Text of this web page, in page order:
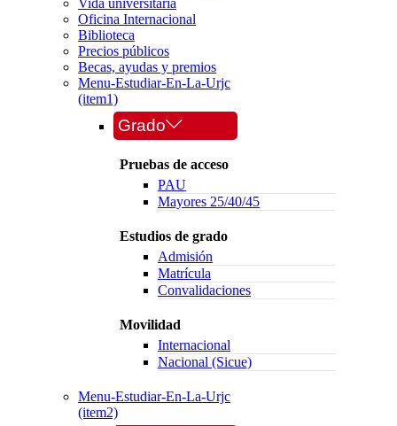
Vida universitaria
Oficina Internacional
Biblioteca
Precios públicos
Becas, ayudas y premios
Menu-Estudiar-En-La-Urjc
(item1)
Grado
Pruebas de acceso
PAU
Mayores 25/40/45
Estudios de grado
Admisión
Matrícula
Convalidaciones
Movilidad
Internacional
Nacional (Sicue)
Menu-Estudiar-En-La-Urjc
(item2)